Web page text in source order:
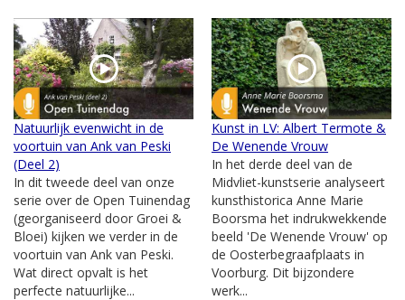
Natuurlijk evenwicht in de
voortuin van Ank van Peski
(Deel 2)
In dit tweede deel van onze
serie over de Open Tuinendag
(georganiseerd door Groei &
Bloei) kijken we verder in de
voortuin van Ank van Peski.
Wat direct opvalt is het
perfecte natuurlijke...
Kunst in LV: Albert Termote &
De Wenende Vrouw
In het derde deel van de
Midvliet-kunstserie analyseert
kunsthistorica Anne Marie
Boorsma het indrukwekkende
beeld 'De Wenende Vrouw' op
de Oosterbegraafplaats in
Voorburg. Dit bijzondere
werk...